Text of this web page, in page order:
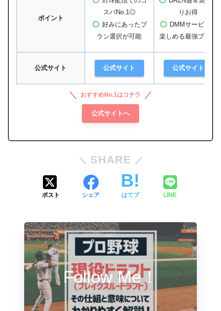
ポイント
スパNo.1◎
好みにあったプ
ラン選択が可能
りお得
DMMサービスも
楽しめる最強プラン
公式サイト 公式サイト 公式サイト
おすすめNo.1はコチラ
公式サイトへ
SHARE
ポスト シェア はてブ LINE
Follow Me！